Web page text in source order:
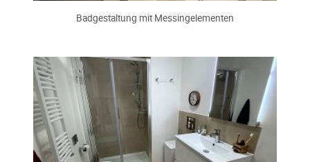
Badgestaltung mit Messingelementen